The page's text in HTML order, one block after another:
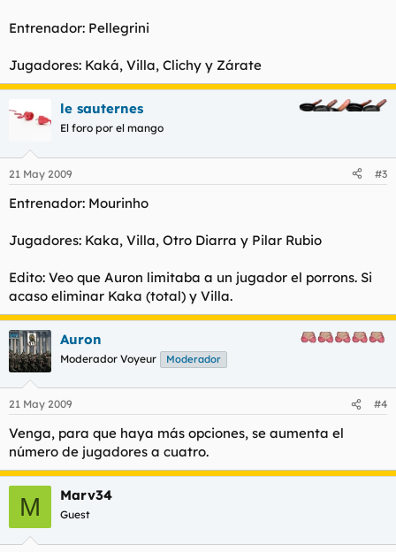
Entrenador: Pellegrini
Jugadores: Kaká, Villa, Clichy y Zárate
le sauternes
El foro por el mango
21 May 2009 #3
Entrenador: Mourinho
Jugadores: Kaka, Villa, Otro Diarra y Pilar Rubio
Edito: Veo que Auron limitaba a un jugador el porrons. Si
acaso eliminar Kaka (total) y Villa.
Auron
Moderador Voyeur Moderador
21 May 2009 #4
Venga, para que haya más opciones, se aumenta el
número de jugadores a cuatro.
M Marv34
Guest